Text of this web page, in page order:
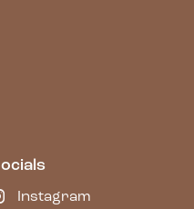
Instagram